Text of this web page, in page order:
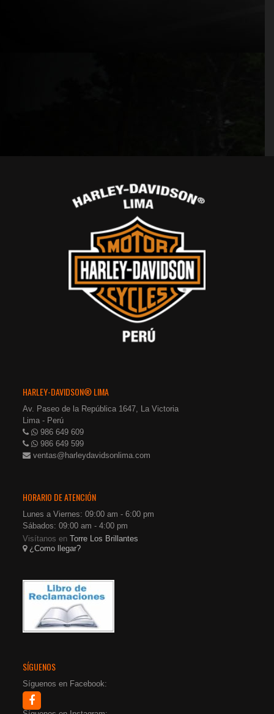
HARLEY-DAVIDSON® LIMA
Av. Paseo de la República 1647, La Victoria
Lima - Perú
986 649 609
986 649 599
ventas@harleydavidsonlima.com
HORARIO DE ATENCIÓN
Lunes a Viernes: 09:00 am - 6:00 pm
Sábados: 09:00 am - 4:00 pm
Visítanos enTorre Los Brillantes
¿Como llegar?
SÍGUENOS
Síguenos en Facebook: